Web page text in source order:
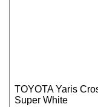
TOYOTA Yaris
Super White